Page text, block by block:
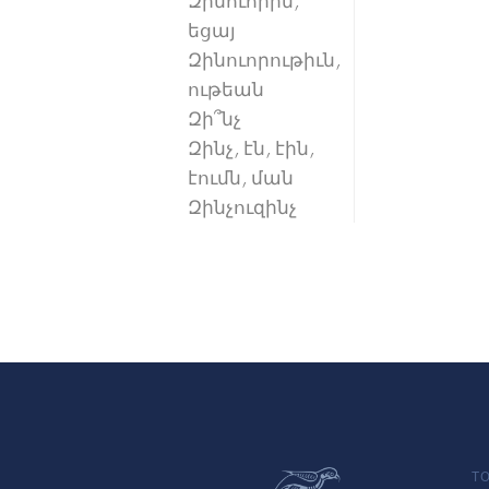
եցայ
Զինուորութիւն,
ութեան
Զի՞նչ
Զինչ, էն, էին,
էումն, ման
Զինչուզինչ